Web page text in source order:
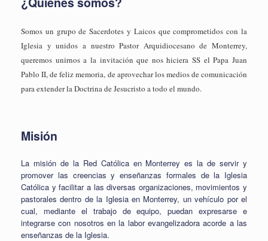
Somos un grupo de Sacerdotes y Laicos que comprometidos con la
Iglesia y unidos a nuestro Pastor Arquidiocesano de Monterrey,
queremos unirnos a la invitación que nos hiciera SS el Papa Juan
Pablo II, de feliz memoria, de aprovechar los medios de comunicación
para extender la Doctrina de Jesucristo a todo el mundo.
Misión
La misión de la Red Católica en Monterrey es la de servir y
promover las creencias y enseñanzas formales de la Iglesia
Católica y facilitar a las diversas organizaciones, movimientos y
pastorales dentro de la Iglesia en Monterrey, un vehículo por el
cual, mediante el trabajo de equipo, puedan expresarse e
integrarse con nosotros en la labor evangelizadora acorde a las
enseñanzas de la Iglesia.